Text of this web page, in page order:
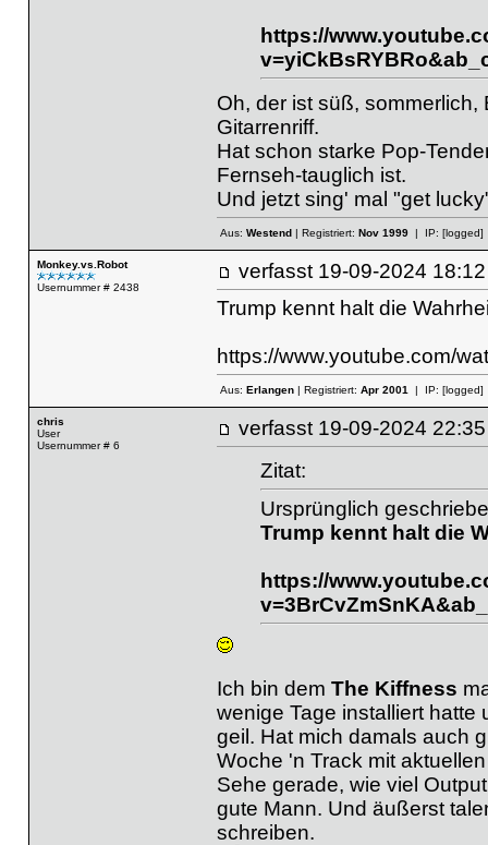
https://
Oh, der ist süß,
Gitarrenriff.
Hat schon starke Pop-
Fernseh-tauglich ist.
Und jetzt sing' mal "get
Aus: Westend| Registriert: Nov 1999| IP: [logged]
Monkey.vs.Robot
Usernummer # 2438
verfasst 19-09-2024
Trump kennt halt die
https://www.youtube.com/
Aus: Erlangen| Registriert: Apr 2001| IP: [logged]
chris
User
Usernummer # 6
verfasst 19-09-2024
Zitat:
Ursprünglich
Trump kennt halt die
https://
Ich bin dem The Kiffness
wenige Tage installiert
geil. Hat mich damals auch
Woche 'n Track mit
Sehe gerade, wie viel
gute Mann. Und äußerst
schreiben.